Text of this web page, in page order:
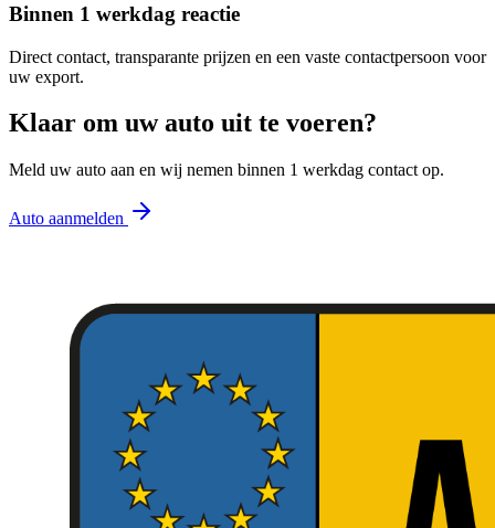
Binnen 1 werkdag reactie
Direct contact, transparante prijzen en een vaste contactpersoon voor
uw export.
Klaar om uw auto uit te voeren?
Meld uw auto aan en wij nemen binnen 1 werkdag contact op.
Auto aanmelden